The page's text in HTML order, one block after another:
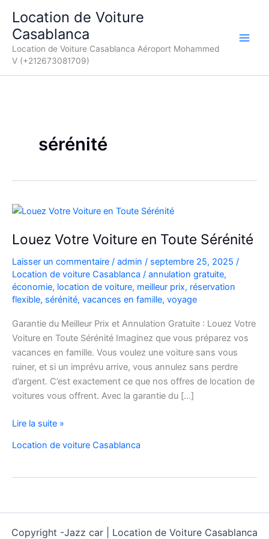
contenu
Location de Voiture
Casablanca
Location de Voiture Casablanca Aéroport Mohammed
V (+212673081709)
sérénité
Louez Votre Voiture en Toute Sérénité
Laisser un commentaire / admin / septembre 25, 2025 /
Location de voiture Casablanca / annulation gratuite,
économie, location de voiture, meilleur prix, réservation
flexible, sérénité, vacances en famille, voyage
Garantie du Meilleur Prix et Annulation Gratuite : Louez Votre
Voiture en Toute Sérénité Imaginez que vous préparez vos
vacances en famille. Vous voulez une voiture sans vous
ruiner, et si un imprévu arrive, vous annulez sans perdre
d’argent. C’est exactement ce que nos offres de location de
voitures vous offrent. Avec la garantie du […]
Louez
Voiture
Toute
Lire la suite »
Location de voiture Casablanca
Copyright -Jazz car | Location de Voiture Casablanca